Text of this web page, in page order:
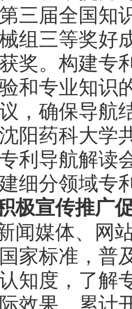
三届全国知
组三等奖好
奖。构建专
和专业知识
，确保导航
阳药科大学
利导航解读
细分领域专
极宣传推广
闻媒体、网
家标准，普
知度，了解
效果。累计